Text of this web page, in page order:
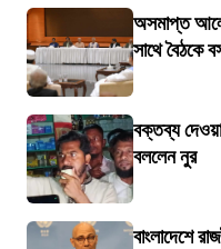
অসমাপ্ত
সাথে বৈঠকে
বক্তব্য
বললেন নুর
বাংলাদেশে